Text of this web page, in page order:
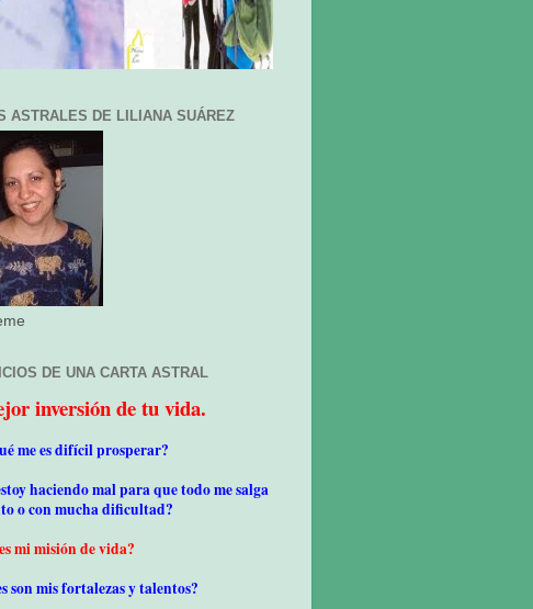
ASTRALES DE LILIANA SUÁREZ
DE UNA CARTA ASTRAL
inversión de tu vida.
me es difícil prosperar?
haciendo mal para que todo me salga
o con mucha dificultad?
mi misión de vida?
son mis fortalezas y talentos?